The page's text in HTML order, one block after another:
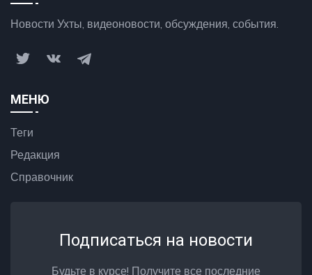
Новости Ухты, видеоновости, обсуждения, события.
МЕНЮ
Теги
Редакция
Справочник
Подписаться на новости
Будьте в курсе! Получите все последние